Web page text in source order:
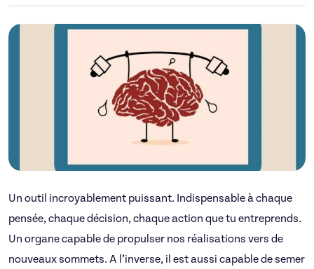
Un outil incroyablement puissant. Indispensable à chaque
pensée, chaque décision, chaque action que tu entreprends.
Un organe capable de propulser nos réalisations vers de
nouveaux sommets. A l’inverse, il est aussi capable de semer